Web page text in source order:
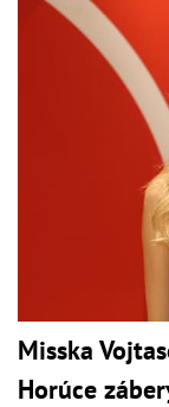
Misska
Horúce